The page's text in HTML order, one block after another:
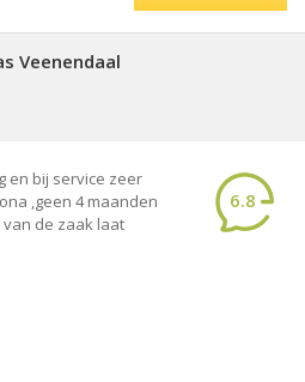
Veenendaal
en bij service zeer
,geen 4 maanden
de zaak laat
6.8